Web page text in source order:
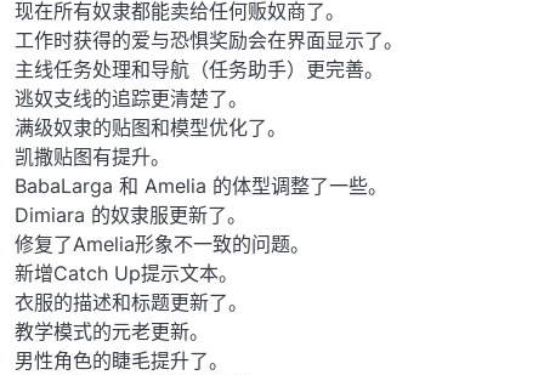
现在所有奴隶都能卖给任何贩奴商了。
工作时获得的爱与恐惧奖励会在界面显示了。
主线任务处理和导航（任务助手）更完善。
逃奴支线的追踪更清楚了。
满级奴隶的贴图和模型优化了。
凯撒贴图有提升。
BabaLarga 和 Amelia 的体型调整了一些。
Dimiara 的奴隶服更新了。
修复了Amelia形象不一致的问题。
新增Catch Up提示文本。
衣服的描述和标题更新了。
教学模式的元老更新。
男性角色的睫毛提升了。